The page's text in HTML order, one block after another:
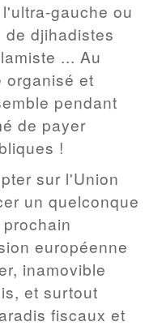
gauche ou
djihadistes
... Au
organisé et
pendant
de payer
!
sur l'Union
un quelconque
européenne
inamovible
et surtout
fiscaux et